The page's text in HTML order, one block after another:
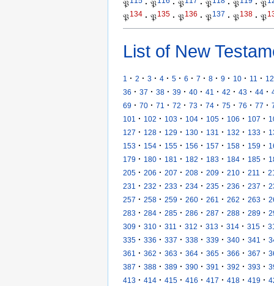
𝔓 · 𝔓 · 𝔓 · 𝔓 · 𝔓 · 𝔓
𝔓134 · 𝔓135 · 𝔓136 · 𝔓137 · 𝔓138 · 𝔓
List of New
1 · 2 · 3 · 4 · 5 · 6 · 7 · 8 · 9 · 10 · 11 · 12
36 · 37 · 38 · 39 · 40 · 41 · 42 · 43 · 44 ·
69 · 70 · 71 · 72 · 73 · 74 · 75 · 76 · 77 ·
101
· 102 · 103 · 104 · 105 · 106 · 107 ·
127 · 128 · 129 · 130 · 131 · 132 · 133 ·
153 · 154 · 155 · 156 · 157 · 158 · 159 ·
179 · 180 · 181 · 182 · 183 · 184 · 185 ·
205 · 206 · 207 · 208 · 209 · 210 · 211 ·
231
· 232 · 233 · 234 · 235 · 236 · 237 ·
257 · 258 · 259 · 260 · 261 · 262 · 263 ·
283 · 284 · 285 · 286 · 287 · 288 · 289 ·
309 · 310 · 311 · 312 · 313 · 314 · 315 ·
335 · 336 · 337 · 338 · 339 · 340 · 341 ·
361
· 362 · 363 · 364 · 365 · 366 · 367 ·
387 · 388 · 389 · 390 · 391 · 392 · 393 ·
413 · 414 · 415 · 416 · 417 · 418 · 419 ·